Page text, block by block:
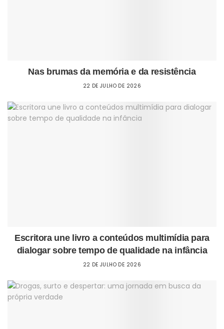
Nas brumas da memória e da resistência
22 DE JULHO DE 2026
Escritora une livro a conteúdos multimídia para
dialogar sobre tempo de qualidade na infância
22 DE JULHO DE 2026